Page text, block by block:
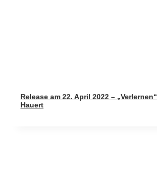
Release am 22. April 2022 –
Hauert